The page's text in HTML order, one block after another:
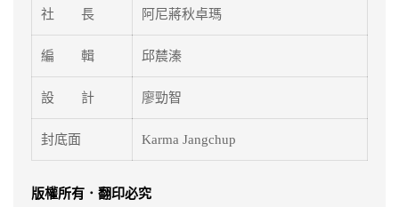
社 長 阿尼蔣秋卓瑪
編 輯 邱辳溱
設 計 廖勁智
封底面 Karma Jangchup
版權所有．翻印必究